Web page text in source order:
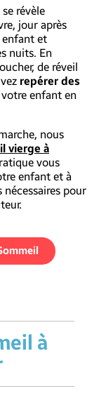
se révèle
jour après
enfant et
nuits. En
de réveil
repérer des
enfant en
nous
vierge à
vous
enfant et à
pour
à